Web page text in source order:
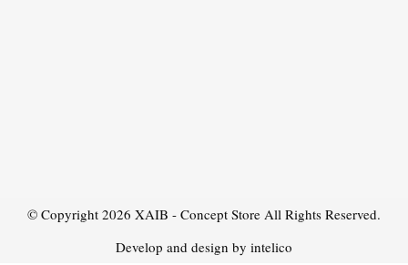
© Copyright 2026 XAIB - Concept Store All Rights Reserved.
Develop and design by intelico